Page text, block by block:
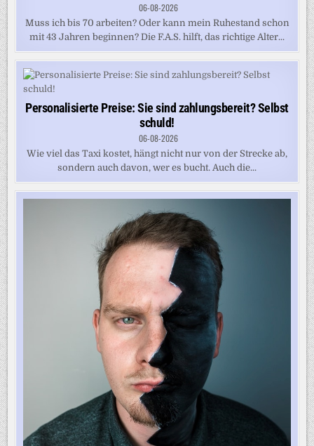
06-08-2026
Muss ich bis 70 arbeiten? Oder kann mein Ruhestand schon
mit 43 Jahren beginnen? Die F.A.S. hilft, das richtige Alter...
Personalisierte Preise: Sie sind zahlungsbereit? Selbst
schuld!
06-08-2026
Wie viel das Taxi kostet, hängt nicht nur von der Strecke ab,
sondern auch davon, wer es bucht. Auch die...